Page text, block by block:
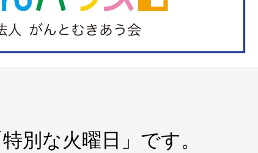
別な火曜日」です。